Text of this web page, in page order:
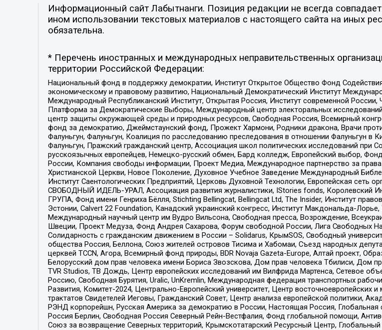
Информационный сайт Лабытнанги. Позиция редакции не всегда
ином использовании текстовых материалов с настоящего сайта на иных
обязательна.
* Перечень иностранных и международных неправительственных
территории Российской Федерации:
Национальный фонд в поддержку демократии, Институт Открытое Общество Фонд
экономическому и правовому развитию, Национальный Демократический Институт
Международный Республиканский Институт, Открытая Россия, Институт современной
Платформа за Демократические Выборы, Международный центр электоральных
центр защиты окружающей среды и природных ресурсов, Свободная Россия, Всемирный
фонд за демократию, Джеймстаунский фонд, Прожект Хармони, Родники дракона, Врачи
Фалуньгун, Фалуньгун, Коалиция по расследованию преследования в отношении Фалуньгун в
Фалуньгун, Пражский гражданский центр, Ассоциация школ политических исследований при
русскоязычных европейцев, Немецко-русский обмен, Бард колледж, Европейский выбор,
России, Компания свободы информации, Проект Медиа, Международное партнерство за права
Христианской Церкви, Новое Поколение, Духовное Учебное Заведение Международный
Институт Саентологических Предприятий, Церковь Духовной Технологии, Европейская
СВОБОДНЫЙ ИДЕЛЬ-УРАЛ, Ассоциация развития журналистики, IStories fonds,
ГРУПА, Фонд имени Генриха Бёлля, Stichting Bellingcat, Bellingcat Ltd, The Insider, Институт
Эстонии, Calvert 22 Foundation, Канадский украинский конгресс, Институт Макдональда-
Международный научный центр им Вудро Вильсона, Свободная пресса, Возрождение,
Швеции, Проект Медуза, Фонд Андрея Сахарова, Форум свободной России, Лига Свободных
Солидарность с гражданским движением в России – Solidarus, КрымSOS, Свободный
общества Россия, Беллона, Союз жителей островов Тисима и Хабомаи, Съезд народных
церквей TCCN, Агора, Всемирный фонд природы, BDR Novaja Gazeta-Europe, Алтай проект,
Белорусский дом прав человека имени Бориса Звозскова, Дом прав человека Тбилиси, Дом
TVR Studios, ТВ Дождь, Центр европейских исследований им Вилфрида Мартенса, Сетевое
Россию, Свободная Бурятия, Uralic, UnKremlin, Международная федерация транспортных
Развития, Комитет-2024, Центрально-Европейский университет, Центр
трактатов Свидетелей Иеговы, Гражданский Совет, Центр анализа европейской политики,
РЭНД корпорейшн, Русская Америка за демократию в России, Настоящая Россия,
Россия Берлин, Свободная Россия Северный Рейн-Вестфалия, Фонд глобальной помощи,
Союз за возвращение Северных территорий, Крымскотатарский Ресурсный Центр,